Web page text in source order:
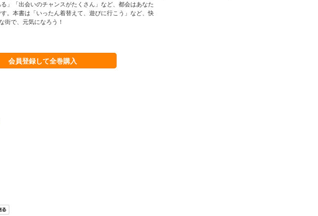
」「出会いのチャンスがたくさん」など、都会はあなた
。本書は「いったん着替えて、遊びに行こう」など、快
街で、元気になろう！
会員登録して全巻購入